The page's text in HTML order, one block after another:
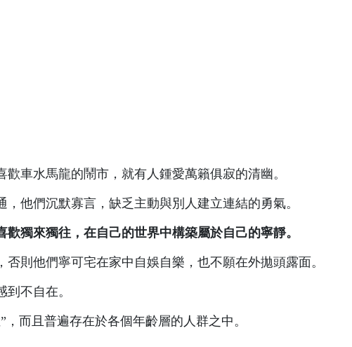
車水馬龍的鬧市，就有人鍾愛萬籟俱寂的清幽。
他們沉默寡言，缺乏主動與別人建立連結的勇氣。
獨來獨往，在自己的世界中構築屬於自己的寧靜。
則他們寧可宅在家中自娛自樂，也不願在外拋頭露面。
不自在。
而且普遍存在於各個年齡層的人群之中。